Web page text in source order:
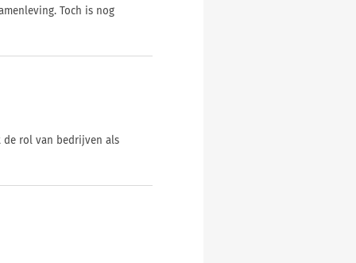
Toch is nog
de rol van bedrijven als